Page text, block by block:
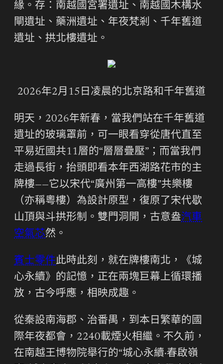
緣。存：南越國宮署遺址、南越國木構水
閘遺址、藥洲遺址、年夜梵剎、千年舊道
遺址、拱北樓遺址。
2026年2月15日凌晨的北京路和千年舊道
明天，2026年新春，當我們站在千年舊道
遺址的玻璃罩前，可一眼看穿從唐代直至
平易近國共11層的“層層疊壓”；而當我們
走過長街，抬頭即看本年西湖路花市的主
牌樓——它以宋代“廣州第一高樓”共樂樓
（亦稱粵樓）為設計原型，復原了宋代歇
山頂與斗拱形制。雙門洞開，古意盎汽車
空氣芯然。
賓士零件此時此刻，就在牌樓南北，《城
心永續》的記憶，正在兩塊巨幕上循環播
放，古今呼應，相映成趣。
從秦設南海郡、治番禺，到本日繁華的國
際年夜都會，2240載煙火相繼。不久前，
在南越王博物院舉行的“城心永續·春啟嶺